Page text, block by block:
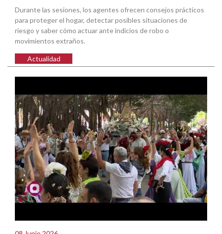
Durante las sesiones, los agentes ofrecen consejos prácticos
para proteger el hogar, detectar posibles situaciones de
riesgo y saber cómo actuar ante indicios de robo o
movimientos extraños.
Actualidad